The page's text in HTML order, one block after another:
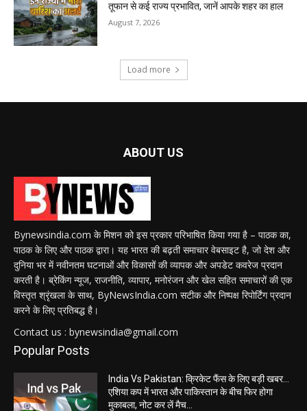
तूफान से कई राज्य प्रभावित, जानें आपके शहर का हाल
August 7, 2026
Load more
ABOUT US
Bynewsindia.com के मिशन को इस प्रकार परिभाषित किया गया है – पाठक का,
पाठक के लिए और पाठक द्वारा। यह भारत की बढ़ती समाचार वेबसाइट है, जो देश और
दुनिया भर में नवीनतम घटनाओं और विकासों की व्यापक और अपडेट कवरेज प्रदान
करती है। ब्रेकिंग न्यूज, राजनीति, व्यापार, मनोरंजन और खेल सहित समाचारों की एक
विस्तृत श्रृंखला के साथ, ByNewsIndia.com सटीक और निष्पक्ष रिपोर्टिंग प्रदान
करने के लिए प्रतिबद्ध है।
Contact us : bynewsindia@gmail.com
Popular Posts
India Vs Pakistan: क्रिकेट फैंस के लिए बड़ी खबर…
एशिया कप में भारत और पाकिस्तान के बीच फिर होगा
मुकाबला, नोट कर लें मैच...